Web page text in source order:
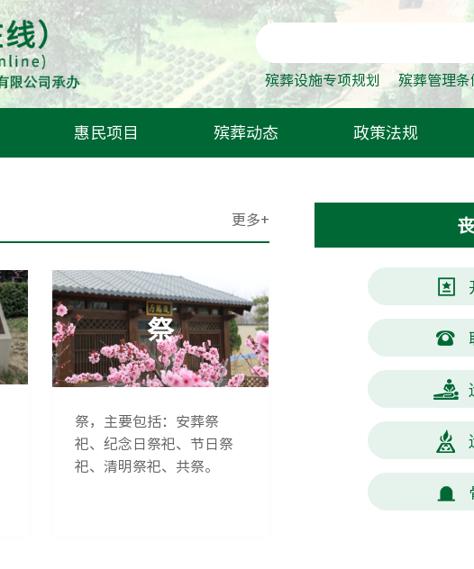
殡葬设施专项规划 殡葬管理条
惠民项目 殡葬动态 政策法规
更多+
祭
祭，主要包括：安葬祭
祀、纪念日祭祀、节日祭
祀、清明祭祀、共祭。